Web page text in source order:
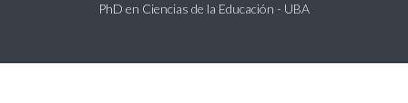
PhD en Ciencias de la Educación - UBA